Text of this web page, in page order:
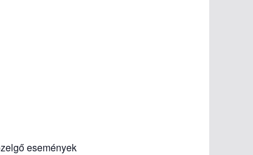
események